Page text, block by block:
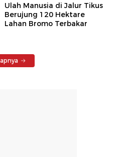
Ulah Manusia di Jalur Tikus
Berujung 120 Hektare
Lahan Bromo Terbakar